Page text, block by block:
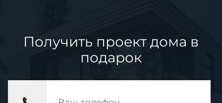
Получить проект дома в
подарок